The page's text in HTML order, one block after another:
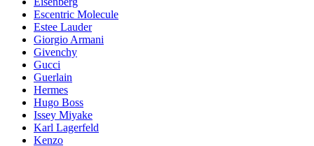
Escentric Molecule
Estee Lauder
Giorgio Armani
Givenchy
Gucci
Guerlain
Hermes
Hugo Boss
Issey Miyake
Karl Lagerfeld
Kenzo